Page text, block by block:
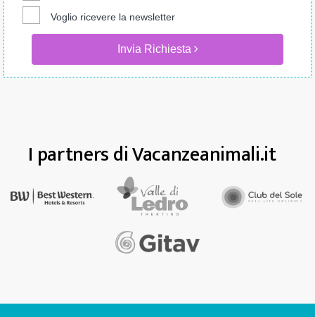
Voglio ricevere la newsletter
Invia Richiesta
I partners di Vacanzeanimali.it